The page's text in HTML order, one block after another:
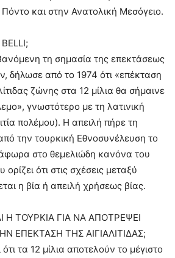
Πόντο και στην Ανατολική Μεσόγειο.
τη σημασία της επεκτάσεως
δήλωσε από το 1974 ότι «επέκταση
ζώνης στα 12 μίλια θα σήμαινε
γνωστότερο με τη λατινική
πολέμου). Η απειλή πήρε τη
την τουρκική Εθνοσυνέλευση το
στο θεμελιώδη κανόνα του
ορίζει ότι στις σχέσεις μεταξύ
η βία ή απειλή χρήσεως βίας.
Η ΤΟΥΡΚΙΑ ΓΙΑ ΝΑ ΑΠΟΤΡΕΨΕΙ
ΕΠΕΚΤΑΣΗ ΤΗΣ ΑΙΓΙΑΛΙΤΙΔΑΣ;
τα 12 μίλια αποτελούν το μέγιστο